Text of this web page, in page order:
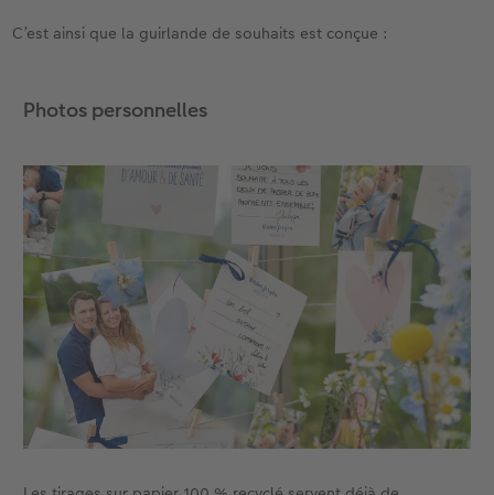
Accessoires
CEWE myPhotos
Nouveautés
C’est ainsi que la guirlande de souhaits est conçue :
Photos personnelles